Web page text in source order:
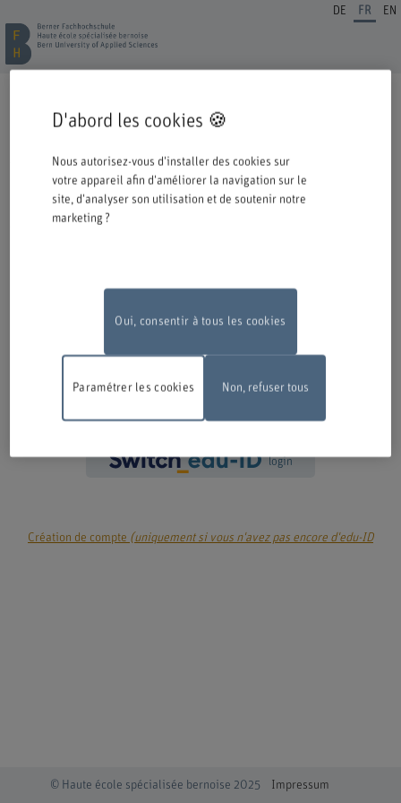
DE FR EN
Cordiale bienvenue à la BFH. Vous avez opté pour une formation ou un
Veuillez prendre connaissance des informations ci-dessous concernant le
processus d'inscription.
Authentification avec Switch edu-ID
Travaux de maintenance En raison de travaux de maintenance, le
2026, entre 18 h et 22 h. Nous vous remercions de votre compréhension
login
Création de compte (uniquement si vous n'avez pas encore d'edu-ID
© Haute école spécialisée bernoise 2025 Impressum
D'abord les cookies 🍪
Nous autorisez-vous d'installer des cookies sur
votre appareil afin d'améliorer la navigation sur le
site, d'analyser son utilisation et de soutenir notre
marketing ?
Oui, consentir à tous les cookies
Paramétrer les cookies Non, refuser tous